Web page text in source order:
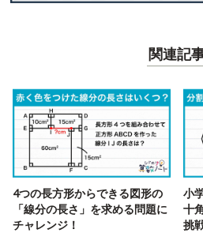
関連記
4つの長方形からできる図形の
「線分の長さ」を求める問題に
チャレンジ！
小
十
挑